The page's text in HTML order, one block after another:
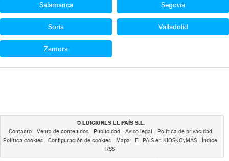
Salamanca Segovia
Soria Valladolid
Zamora
© EDICIONES EL PAÍS S.L.
Contacto Venta de contenidos Publicidad Aviso legal
Política de privacidad
Política cookies
Configuración de cookies Mapa EL PAÍS en KIOSKOyMÁS
Índice
RSS